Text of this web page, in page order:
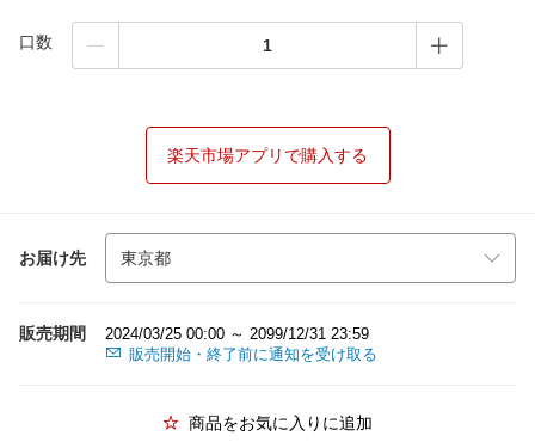
口数
楽天市場アプリで購入する
お届け先
販売期間
2024/03/25 00:00 ～ 2099/12/31 23:59
販売開始・終了前に通知を受け取る
商品をお気に入りに追加